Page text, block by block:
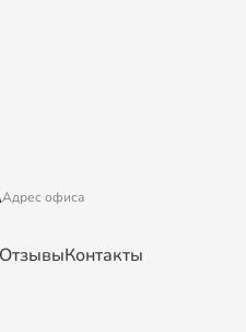
Адрес офиса
ОтзывыКонтакты